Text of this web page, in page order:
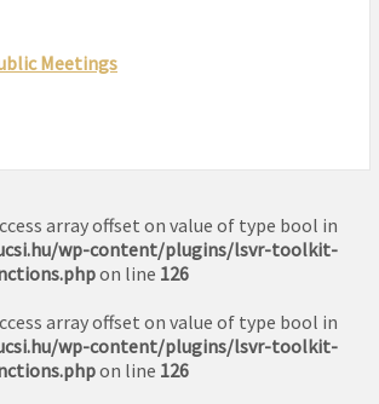
Meetings
array offset on value of type bool in
wp-content/plugins/lsvr-toolkit-
on line 126
array offset on value of type bool in
wp-content/plugins/lsvr-toolkit-
on line 126